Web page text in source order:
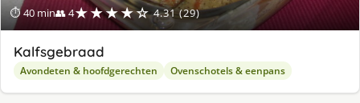
⏱ 40 min👥 4★★★★☆ 4.31 (29)
Kalfsgebraad
Avondeten & hoofdgerechten Ovenschotels & eenpans